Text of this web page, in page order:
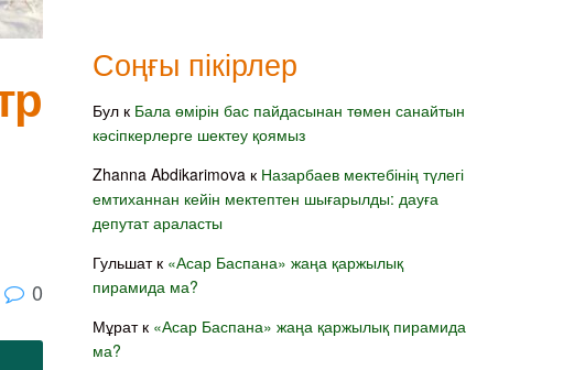
0
Соңғы пікірлер
Бул к Бала өмірін бас пайдасынан төмен санайтын
кәсіпкерлерге шектеу қоямыз
Zhanna Abdikarimova к Назарбаев мектебінің түлегі
емтиханнан кейін мектептен шығарылды: дауға
депутат араласты
Гульшатк «Асар Баспана» жаңа қаржылық
пирамида ма?
Мұратк «Асар Баспана» жаңа қаржылық пирамида
ма?